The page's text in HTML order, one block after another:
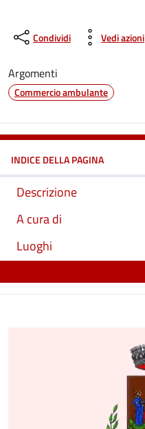
Condividi Vedi azioni
Argomenti
Commercio ambulante
INDICE DELLA PAGINA
Descrizione
A cura di
Luoghi